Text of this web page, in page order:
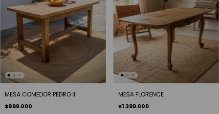
MESA COMEDOR PEDRO II
$899.000
MESA FLORENCE
$1.399.000